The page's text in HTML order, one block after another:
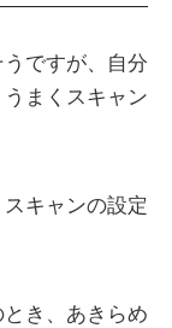
ですが、自分
まくスキャン
キャンの設定
き、あきらめ